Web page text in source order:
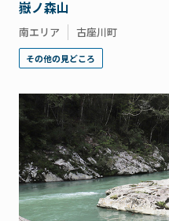
嶽ノ森山
南エリア 古座川町
その他の見どころ